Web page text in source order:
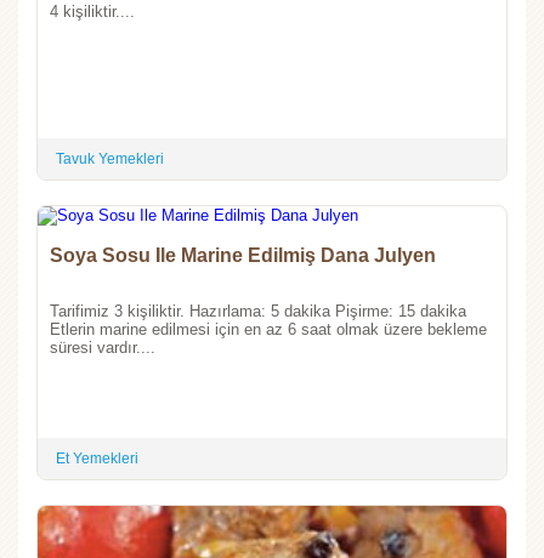
4 kişiliktir....
Tavuk Yemekleri
Soya Sosu Ile Marine Edilmiş Dana Julyen
Tarifimiz 3 kişiliktir. Hazırlama: 5 dakika Pişirme: 15 dakika
Etlerin marine edilmesi için en az 6 saat olmak üzere bekleme
süresi vardır....
Et Yemekleri